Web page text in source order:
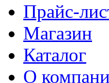
Прайс-
Магазин
Каталог
О